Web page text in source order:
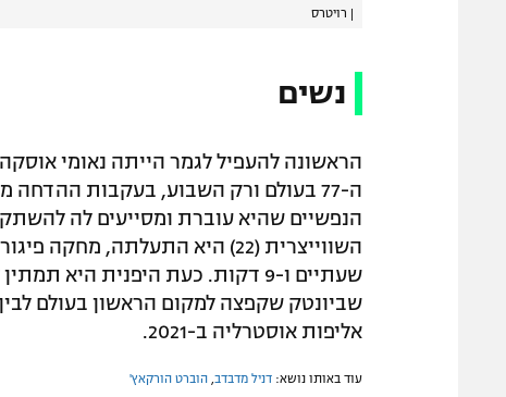
רויטרס
נשים
ה-77 בעולם ורק השבוע, בעקבות
הנפשיים שהיא עוברת ומסייעים לה
שעתיים ו-9 דקות. כעת היפנית
שביונטק שקפצה למקום הראשון בעולם
אליפות אוסטרליה ב-2021.
עוד באותו נושא: דניל מדבדב הוברט הורקאץ'